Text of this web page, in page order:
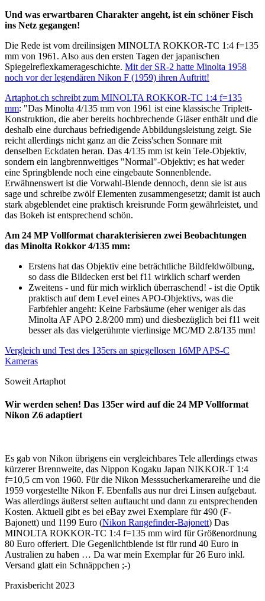
Und was erwartbaren Charakter angeht, ist ein schöner Fisch
ins Netz gegangen!
Die Rede ist vom dreilinsigen MINOLTA ROKKOR-TC 1:4 f=135
mm von 1961. Also aus den ersten Tagen der japanischen
Spiegelreflexkamerageschichte. Mit der SR-2 hatte Minolta 1958
noch vor der legendären Nikon F (1959) ihren Auftritt!
Artaphot.ch schreibt zum MINOLTA ROKKOR-TC 1:4 f=135
mm: "Das Minolta 4/135 mm von 1961 ist eine klassische Triplett-
Konstruktion, die aber bereits hochbrechende Gläser enthält und die
deshalb eine durchaus befriedigende Abbildungsleistung zeigt. Sie
reicht allerdings nicht ganz an die Zeiss'schen Sonnare mit
denselben Eckdaten heran. Das 4/135 mm ist kein Tele-Objektiv,
sondern ein langbrennweitiges "Normal"-Objektiv; es hat weder
eine Springblende noch eine eingebaute Sonnenblende.
Erwähnenswert ist die Vorwahl-Blende dennoch, denn sie ist aus
sage und schreibe zwölf Elementen zusammengesetzt; damit ist auch
stark abgeblendet eine praktisch kreisrunde Form gewährleistet, und
das Bokeh ist entsprechend schön.
Am 24 MP Vollformat charakterisieren zwei Beobachtungen
das Minolta Rokkor 4/135 mm:
Erstens hat das Objektiv eine beträchtliche Bildfeldwölbung,
so dass die Bildecken erst bei f11 wirklich scharf werden
Zweitens - und für mich wirklich überraschend! - ist die Optik
praktisch auf dem Level eines APO-Objektivs, was die
Farbfehler angeht: Keine Farbsäume (eher weniger als das
Minolta AF APO 2.8/200 mm) und diesbezüglich bei f11 weit
besser als das vielgerühmte vierlinsige MC/MD 2.8/135 mm!
Vergleich und Test des 135ers an spiegellosen 16MP APS-C
Kameras
Soweit Artaphot
Wir werden sehen! Das 135er wird auf die 24 MP Vollformat
Nikon Z6 adaptiert
Es gab von Nikon übrigens ein vergleichbares Tele allerdings etwas
kürzerer Brennweite, das Nippon Kogaku Japan NIKKOR-T 1:4
f=10,5 cm von 1960. Für die Nikon Messsucherkamerareihe und die
1959 vorgestellte Nikon F. Ebenfalls aus nur drei Linsen aufgebaut.
Was allerdings äußerst selten auftaucht und dann zu entsprechenden
Kosten. Aktuell gibt es bei eBay zwei Exemplare für 490 (F-
Bajonett) und 1199 Euro (Nikon Rangefinder-Bajonett) Das
MINOLTA ROKKOR-TC 1:4 f=135 mm wird für Größenordnung
80 Euro offeriert. Die Gegenlichtblende ist für rund 40 Euro in
Australien zu haben … Da war mein Exemplar für 26 Euro inkl.
Versand glatt ein Schnäppchen ;-)
Praxisbericht 2023